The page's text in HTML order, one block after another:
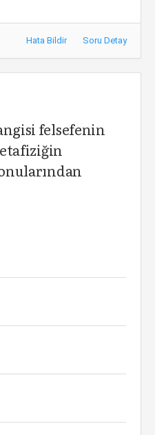
Hata Bildir Soru Detay
felsefenin